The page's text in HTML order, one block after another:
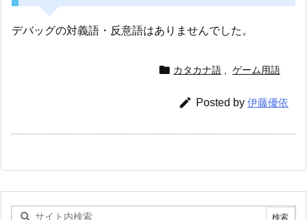
デバッグの対義語・反意語はありませんでした。
 カタカナ語 ゲーム用語
 Posted by 伊藤優依